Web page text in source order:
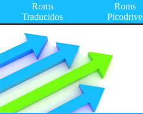
Roms
Traducidos
Roms
Picodrive